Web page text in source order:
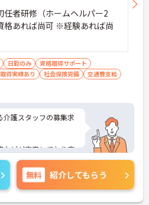
者研修（ホームヘルパー2
格あれば尚可 ※経験あれば尚
日勤のみ
資格取得サポート
得実績あり 社会保険完備
交通費支給
介護スタッフの募集求
などが充実しており安
プも目指せます！
イントなど、さらに詳
にご相談ください。
無料 紹介してもらう